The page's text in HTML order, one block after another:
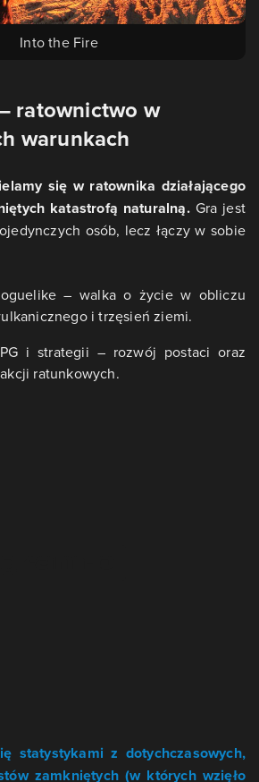
Into the Fire
ratownictwo w
warunkach
się w ratownika działającego
katastrofą naturalną.Gra jest
osób, lecz łączy w sobie
– walka o życie w obliczu
i trzęsień ziemi.
i strategii – rozwój postaci oraz
ratunkowych.
statystykami z dotychczasowych,
zamkniętych (w których wzięło